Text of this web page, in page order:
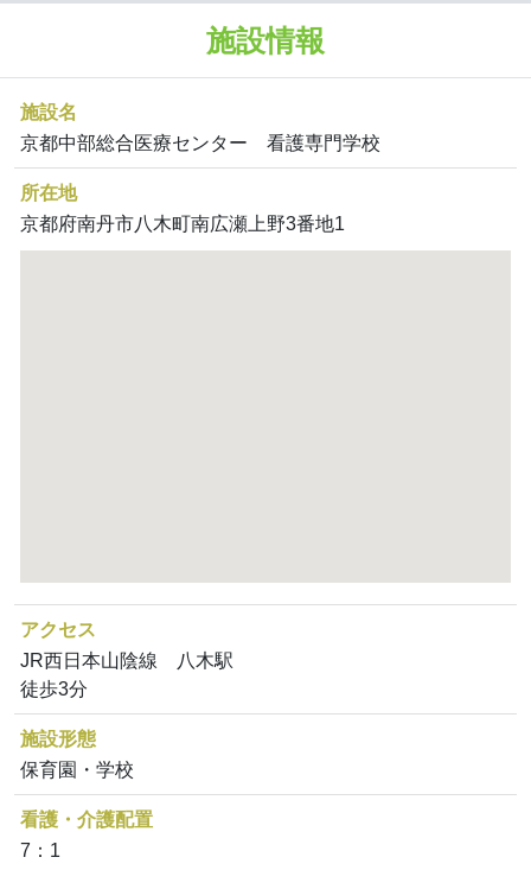
施設情報
施設名
京都中部総合医療センター 看護専門学校
所在地
京都府南丹市八木町南広瀬上野3番地1
アクセス
JR西日本山陰線 八木駅
徒歩3分
施設形態
保育園・学校
看護・介護配置
7：1